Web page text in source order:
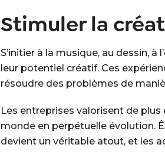
Stimuler la
S’initier à la musique, au dessin,
leur potentiel créatif. Ces
résoudre des problèmes de
Les entreprises valorisent de plus
monde en perpétuelle évolution.
devient un véritable atout, et les